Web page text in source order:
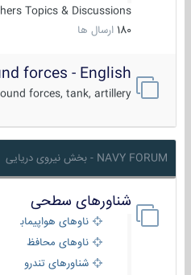
Topics & Discussions
180 ارسال ها
forces - English
forces, tank, artillery ...
NAVY FORUM - بخش نیروی دریایی
شناورهای سطحی
ناوهای هواپیمابر و
ناوهای محافظ
شناورهای تندرو